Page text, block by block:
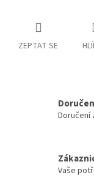
ZEPTAT SE
Doručení
Vaše